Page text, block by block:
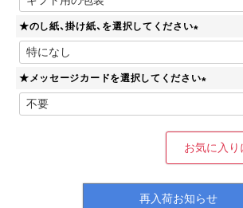
必
須
)
★のし紙、掛け紙、を選択してください
必
須
)
★メッセージカードを選択してください
必
須
)
お気に入り
再入荷お知らせ